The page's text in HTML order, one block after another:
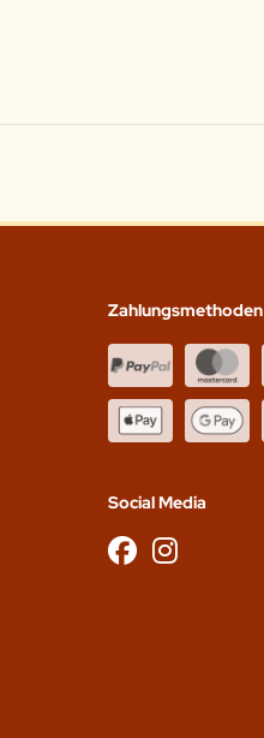
Zahlungsmethoden
Social Media